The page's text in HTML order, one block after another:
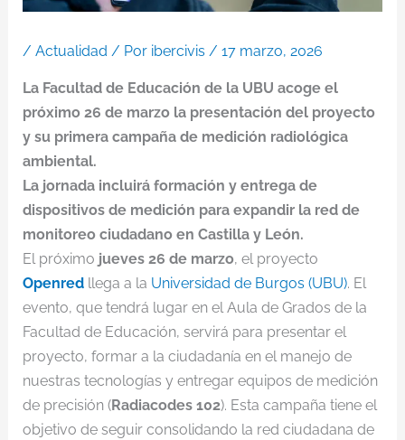
/ Actualidad / Por ibercivis / 17 marzo, 2026
La Facultad de Educación de la UBU acoge el
próximo 26 de marzo la presentación del proyecto
y su primera campaña de medición radiológica
ambiental.
La jornada incluirá formación y entrega de
dispositivos de medición para expandir la red de
monitoreo ciudadano en Castilla y León.
El próximo jueves 26 de marzo, el proyecto
Openred llega a la Universidad de Burgos (UBU). El
evento, que tendrá lugar en el Aula de Grados de la
Facultad de Educación, servirá para presentar el
proyecto, formar a la ciudadanía en el manejo de
nuestras tecnologías y entregar equipos de medición
de precisión (Radiacodes 102). Esta campaña tiene el
objetivo de seguir consolidando la red ciudadana de